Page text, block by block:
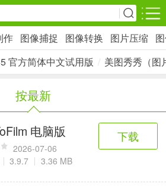
安卓游戏
社交通讯
2千+款应用
影音播放
金融理财
2百+款应用
网上购物
作 图像捕捉 图像转换 图片压缩
官方简体中文试用版 / 美图秀秀（图
按最新
电脑版
2026-07-06
3.9.7 3.36 MB
下载